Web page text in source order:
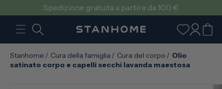
DIRETTAMENTESpedizione gratuita a partire da 100 €
Accedi
Carrello
Stanhome / Cura della famiglia / Cura del corpo / Olio
satinato corpo e capelli secchi lavanda maestosa